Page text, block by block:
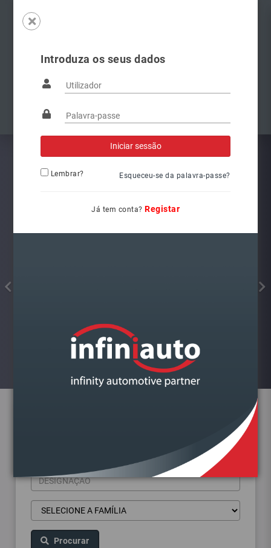
Introduza os seus dados
Lembrar? Esqueceu-se da palavra-passe?
Já tem conta? Registar
Famílias
Visualizar
Procurar